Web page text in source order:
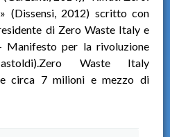
(Dissensi, 2012) scritto con
di Zero Waste Italy e
Manifesto per la rivoluzione
Waste Italy
circa 7 milioni e mezzo di